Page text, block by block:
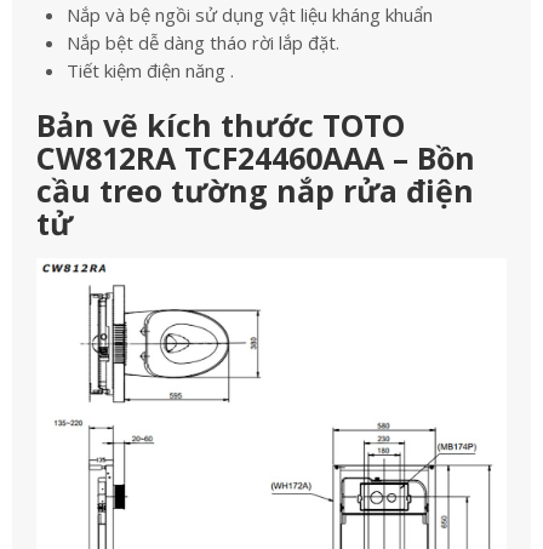
Nắp và bệ ngồi sử dụng vật liệu kháng khuẩn
Nắp bệt dễ dàng tháo rời lắp đặt.
Tiết kiệm điện năng .
Bản vẽ kích thước TOTO
CW812RA TCF24460AAA – Bồn
cầu treo tường nắp rửa điện
tử